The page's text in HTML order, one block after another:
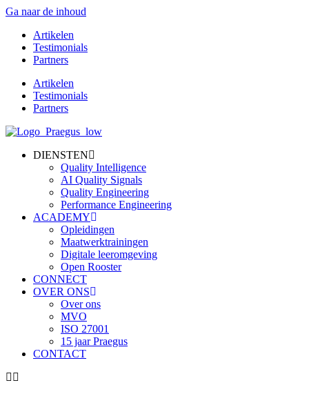
Ga naar de inhoud
Artikelen
Testimonials
Partners
Artikelen
Testimonials
Partners
DIENSTEN
Quality Intelligence
AI Quality Signals
Quality Engineering
Performance Engineering
ACADEMY
Opleidingen
Maatwerktrainingen
Digitale leeromgeving
Open Rooster
CONNECT
OVER ONS
Over ons
MVO
ISO 27001
15 jaar Praegus
CONTACT